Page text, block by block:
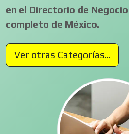
en el Directorio de
completo de México.
Ver otras Categorías...